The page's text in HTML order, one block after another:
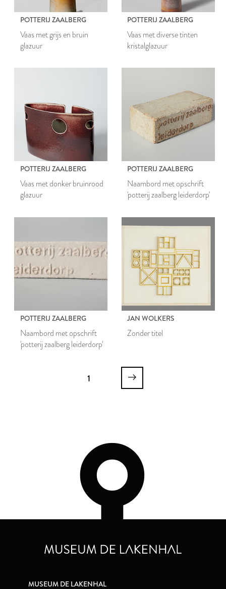
POTTERIJ ZAALBERG
Vaas met grijs en bruin
glazuur
POTTERIJ ZAALBERG
Vaas met diverse tinten
kristalglazuur
POTTERIJ ZAALBERG
Vaas met donker bruinrood
glazuur
POTTERIJ ZAALBERG
Naambord met opschrift
'potterij zaalberg leiderdorp'
POTTERIJ ZAALBERG
Naambord met opschrift
'potterij zaalberg leiderdorp'
JAN WOLKERS
Zonder titel
1
MUSEUM DE LAKENHAL